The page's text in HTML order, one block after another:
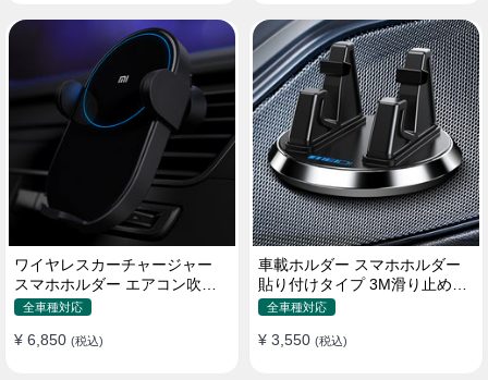
ワイヤレスカーチャージャー
スマホホルダー エアコン吹き
出し口/ 貼り付け
全車種対応
¥ 6,850 (税込)
車載ホルダー スマホホルダー
貼り付けタイプ 3M滑り止めシ
リコンパッド 全機種
全車種対応
¥ 3,550 (税込)